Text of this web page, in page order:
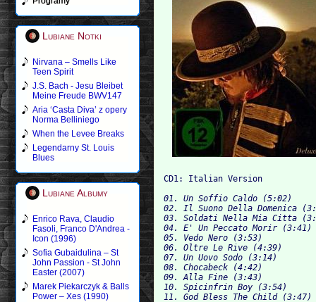
Lubiane Notki
Nirvana – Smells Like
Teen Spirit
J.S. Bach - Jesu Bleibet
Meine Freude BWV147
Aria ‘Casta Diva’ z opery
Norma Belliniego
When the Levee Breaks
Legendarny St. Louis
Blues
Lubiane Albumy
Enrico Rava, Claudio
Fasoli, Franco D'Andrea -
Icon (1996)
Sofia Gubaidulina – St
John Passion - St John
Easter (2007)
Marek Piekarczyk & Balls
Power – Xes (1990)
01. Un Soffio Caldo (5:02)
02. Il Suono Della Domenica
03. Soldati Nella Mia Citta
04. E' Un Peccato Morir (3:41)
05. Vedo Nero (3:53)
06. Oltre Le Rive (4:39)
08. Chocabeck (4:42)
09. Alla Fine (3:43)
10. Spicinfrin Boy (3:54)